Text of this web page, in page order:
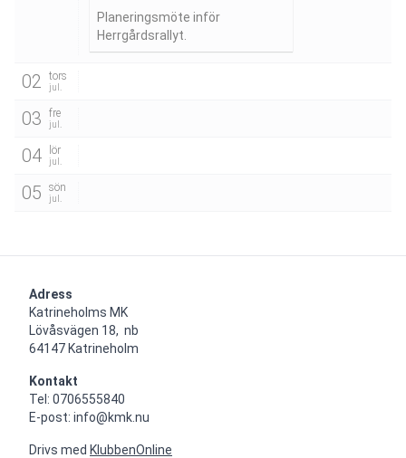
Planeringsmöte inför
Herrgårdsrallyt.
02 tors
jul.
03 fre
jul.
04 lör
jul.
05 sön
jul.
Adress
Katrineholms MK
Lövåsvägen 18,  nb
64147 Katrineholm
Kontakt
Tel: 0706555840
E-post: info@kmk.nu
Drivs med KlubbenOnline